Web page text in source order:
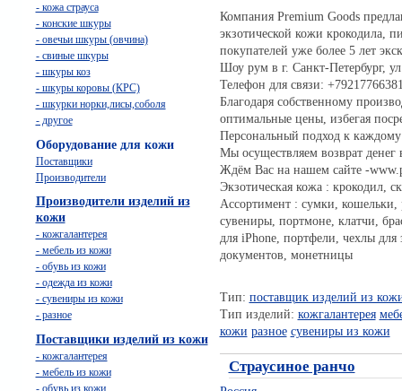
Компания Premium Goods
экзотической кожи крокодила,
покупателей уже более 5 лет
Шоу рум в г. Санкт-Петербург,
Телефон для связи:
Благодаря собственному
оптимальные цены, избегая
Персональный подход к каждому
Мы осуществляем возврат
Ждём Вас на нашем сайте -
Экзотическая кожа : крокодил,
Ассортимент : сумки,
сувениры, портмоне, клатчи,
для iPhone, портфели, чехлы
документов, монетницы
Тип: поставщик изделий из
Тип изделий: кожгалантерея
кожи разное сувениры из кожи
Страусиное ранчо
- кожа страуса
- конские шкуры
- овечьи шкуры (овчина)
- свиные шкуры
- шкуры коз
- шкуры коровы (КРС)
- шкурки норки,лисы,соболя
- другое
Оборудование для кожи
Поставщики
Производители
Производители изделий из
кожи
- кожгалантерея
- мебель из кожи
- обувь из кожи
- одежда из кожи
- сувениры из кожи
- разное
Поставщики изделий из кожи
- кожгалантерея
- мебель из кожи
- обувь из кожи